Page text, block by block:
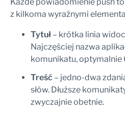
z kilkoma wyraźnymi
Tytuł – krótka linia
Najczęściej nazwa
komunikatu, optymalnie
Treść – jedno-dwa
słów. Dłuższe
zwyczajnie obetnie.